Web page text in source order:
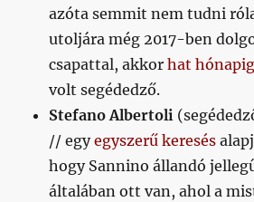
azóta semmit nem tudni
utoljára még 2017-ben
csapattal, akkor hat hónapig
volt segédedző.
Stefano Albertoli
// egyegyszerű keresés
hogy Sannino állandó
általában ott van, ahol a